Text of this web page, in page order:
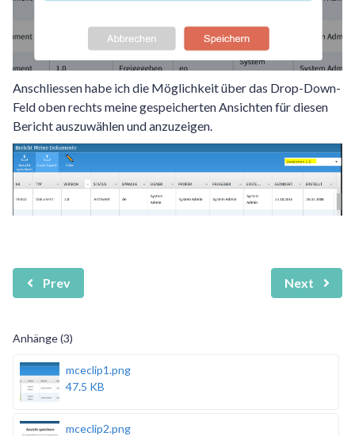
Anschliessen habe ich die Möglichkeit über das Drop-Down-
Feld oben rechts meine gespeicherten Ansichten für diesen
Bericht auszuwählen und anzuzeigen.
Prev Next
Anhänge (3)
mceclip1.png
47.5 KB
mceclip2.png